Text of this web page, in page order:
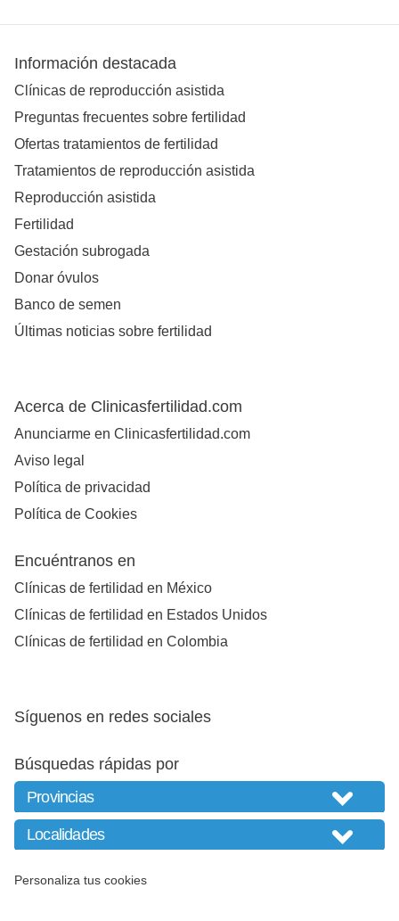
Información destacada
Clínicas de reproducción asistida
Preguntas frecuentes sobre fertilidad
Ofertas tratamientos de fertilidad
Tratamientos de reproducción asistida
Reproducción asistida
Fertilidad
Gestación subrogada
Donar óvulos
Banco de semen
Últimas noticias sobre fertilidad
Acerca de Clinicasfertilidad.com
Anunciarme en Clinicasfertilidad.com
Aviso legal
Política de privacidad
Política de Cookies
Encuéntranos en
Clínicas de fertilidad en México
Clínicas de fertilidad en Estados Unidos
Clínicas de fertilidad en Colombia
Síguenos en redes sociales
Búsquedas rápidas por
Personaliza tus cookies